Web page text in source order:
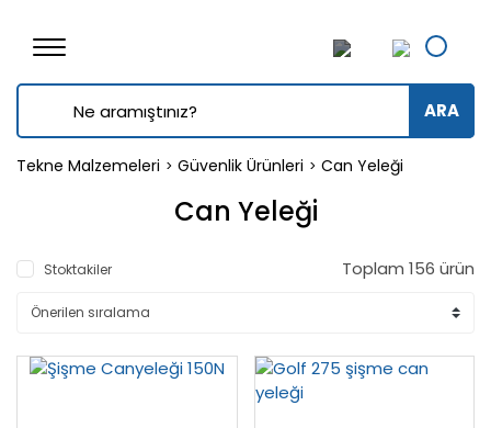
ARA
Tekne Malzemeleri Güvenlik Ürünleri Can Yeleği
Can Yeleği
Stoktakiler Toplam 156 ürün